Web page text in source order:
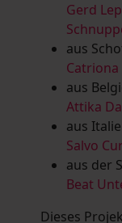
Gerd
aus
aus
Attika
aus
Salvo
aus der
Beat
Dieses